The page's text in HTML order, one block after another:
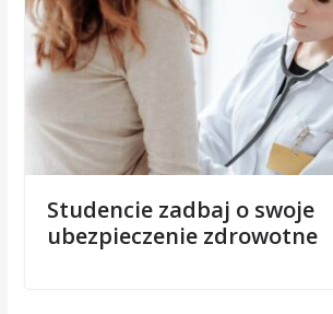
Studencie zadbaj o swoje
ubezpieczenie zdrowotne